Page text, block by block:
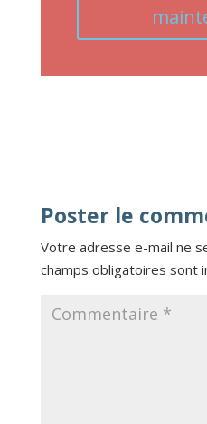
Poster le
Votre adresse e-mail ne
champs obligatoires sont